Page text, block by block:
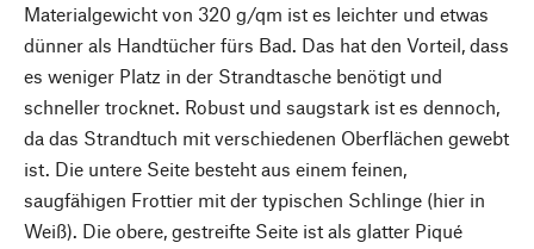
Materialgewicht von 320 g/qm ist es leichter und etwas
dünner als Handtücher fürs Bad. Das hat den Vorteil, dass
es weniger Platz in der Strandtasche benötigt und
schneller trocknet. Robust und saugstark ist es dennoch,
da das Strandtuch mit verschiedenen Oberflächen gewebt
ist. Die untere Seite besteht aus einem feinen,
saugfähigen Frottier mit der typischen Schlinge (hier in
Weiß). Die obere, gestreifte Seite ist als glatter Piqué